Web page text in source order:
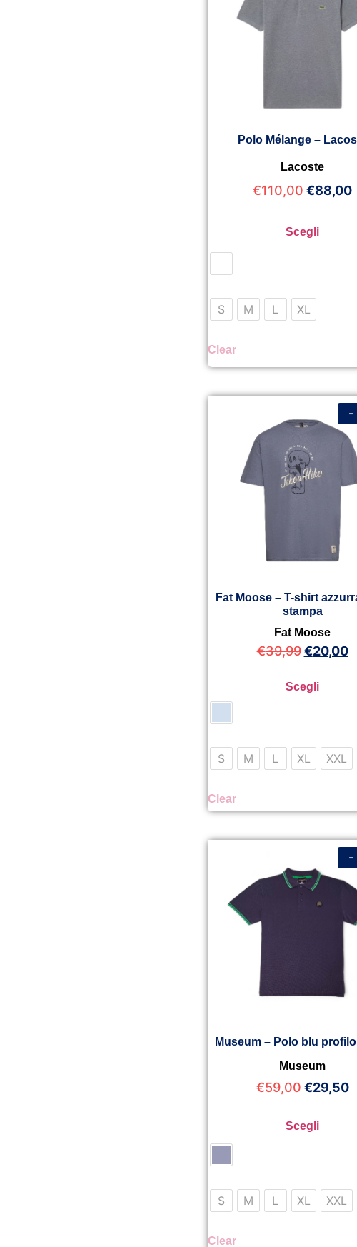
Polo Mélange –
Lacoste
€110,00€88,00
Scegli
S M L XL
Clear
Fat Moose – T-shirt
stampa
Fat Moose
€39,99 €20,00
Scegli
S M L XL XXL
Clear
-
Museum – Polo blu
Museum
€59,00 €29,50
Scegli
S M L XL XXL
Clear
-